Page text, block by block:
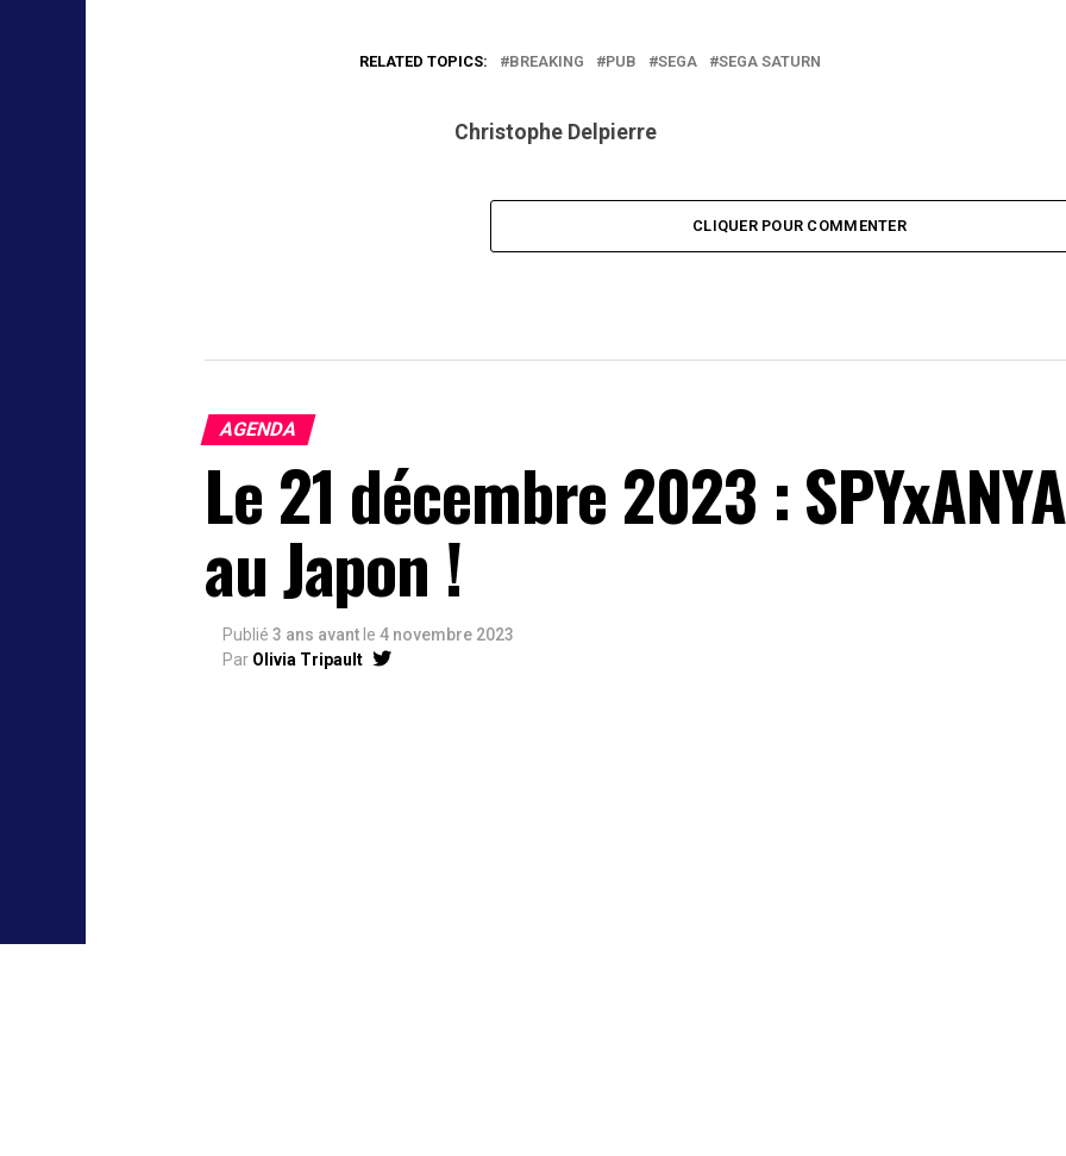
RELATED TOPICS: BREAKING PUB SEGA SEGA SATURN
Christophe Delpierre
CLIQUER POUR COMMENTER
AGENDA
Le 21 décembre 2023 :
au Japon !
Publié 3 ans avant le 4 novembre 2023
Par Olivia Tripault